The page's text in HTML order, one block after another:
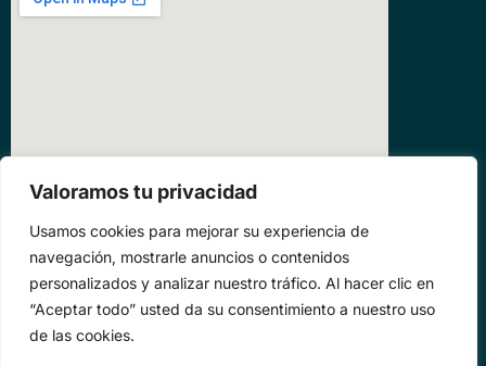
Valoramos tu privacidad
Usamos cookies para mejorar su experiencia de
navegación, mostrarle anuncios o contenidos
personalizados y analizar nuestro tráfico. Al hacer clic en
“Aceptar todo” usted da su consentimiento a nuestro uso
de las cookies.